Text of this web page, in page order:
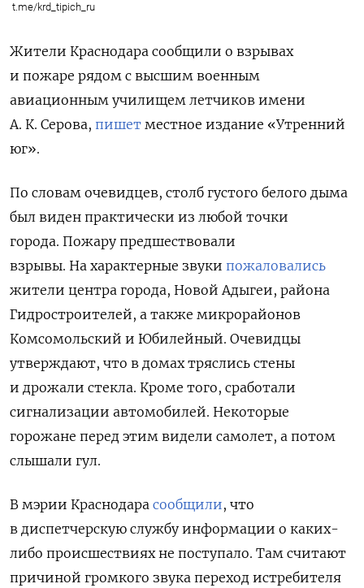
t.me/krd_tipich_ru
Жители Краснодара сообщили о взрывах
и пожаре рядом с высшим военным
авиационным училищем летчиков имени
А. К. Серова, пишет местное издание «Утренний
юг».
По словам очевидцев, столб густого белого дыма
был виден практически из любой точки
города. Пожару предшествовали
взрывы. На характерные звуки пожаловались
жители центра города, Новой Адыгеи, района
Гидростроителей, а также микрорайонов
Комсомольский и Юбилейный. Очевидцы
утверждают, что в домах тряслись стены
и дрожали стекла. Кроме того, сработали
сигнализации автомобилей. Некоторые
горожане перед этим видели самолет, а потом
слышали гул.
В мэрии Краснодара сообщили, что
в диспетчерскую службу информации о каких-
либо происшествиях не поступало. Там считают
причиной громкого звука переход истребителя